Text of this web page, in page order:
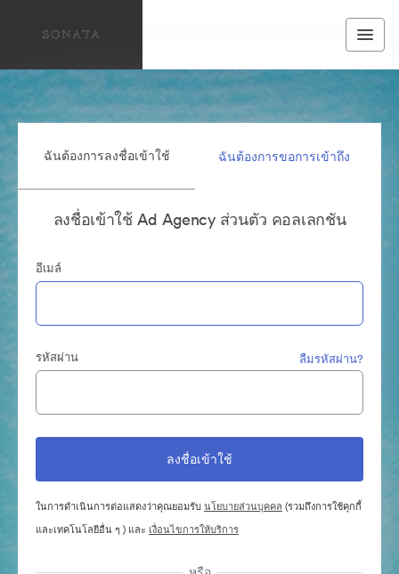
ฉันต้องการลงชื่อเข้าใช้ ฉันต้องการขอการเข้าถึง
ลงชื่อเข้าใช้ Ad Agency ส่วนตัว คอลเลกชัน
อีเมล์
รหัสผ่าน ลืมรหัสผ่าน?
ในการดำเนินการต่อแสดงว่าคุณยอมรับนโยบายส่วนบุคคล (รวมถึงการใช้คุกกี้
และเทคโนโลยีอื่น ๆ ) และ เงื่อนไขการให้บริการ